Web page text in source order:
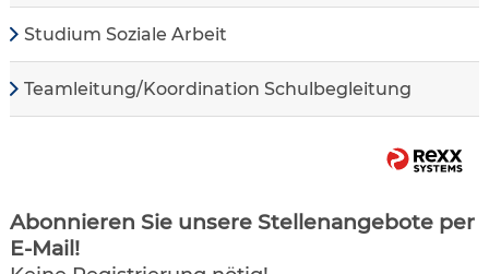
Studium Soziale Arbeit
Teamleitung/Koordination Schulbegleitung
Abonnieren Sie unsere Stellenangebote per
E-Mail!